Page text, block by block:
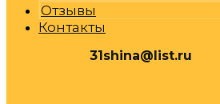
Отзывы
Контакты
31shina@list.ru